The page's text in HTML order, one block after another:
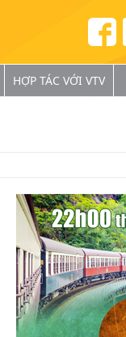
HỢP TÁC VỚI VTV